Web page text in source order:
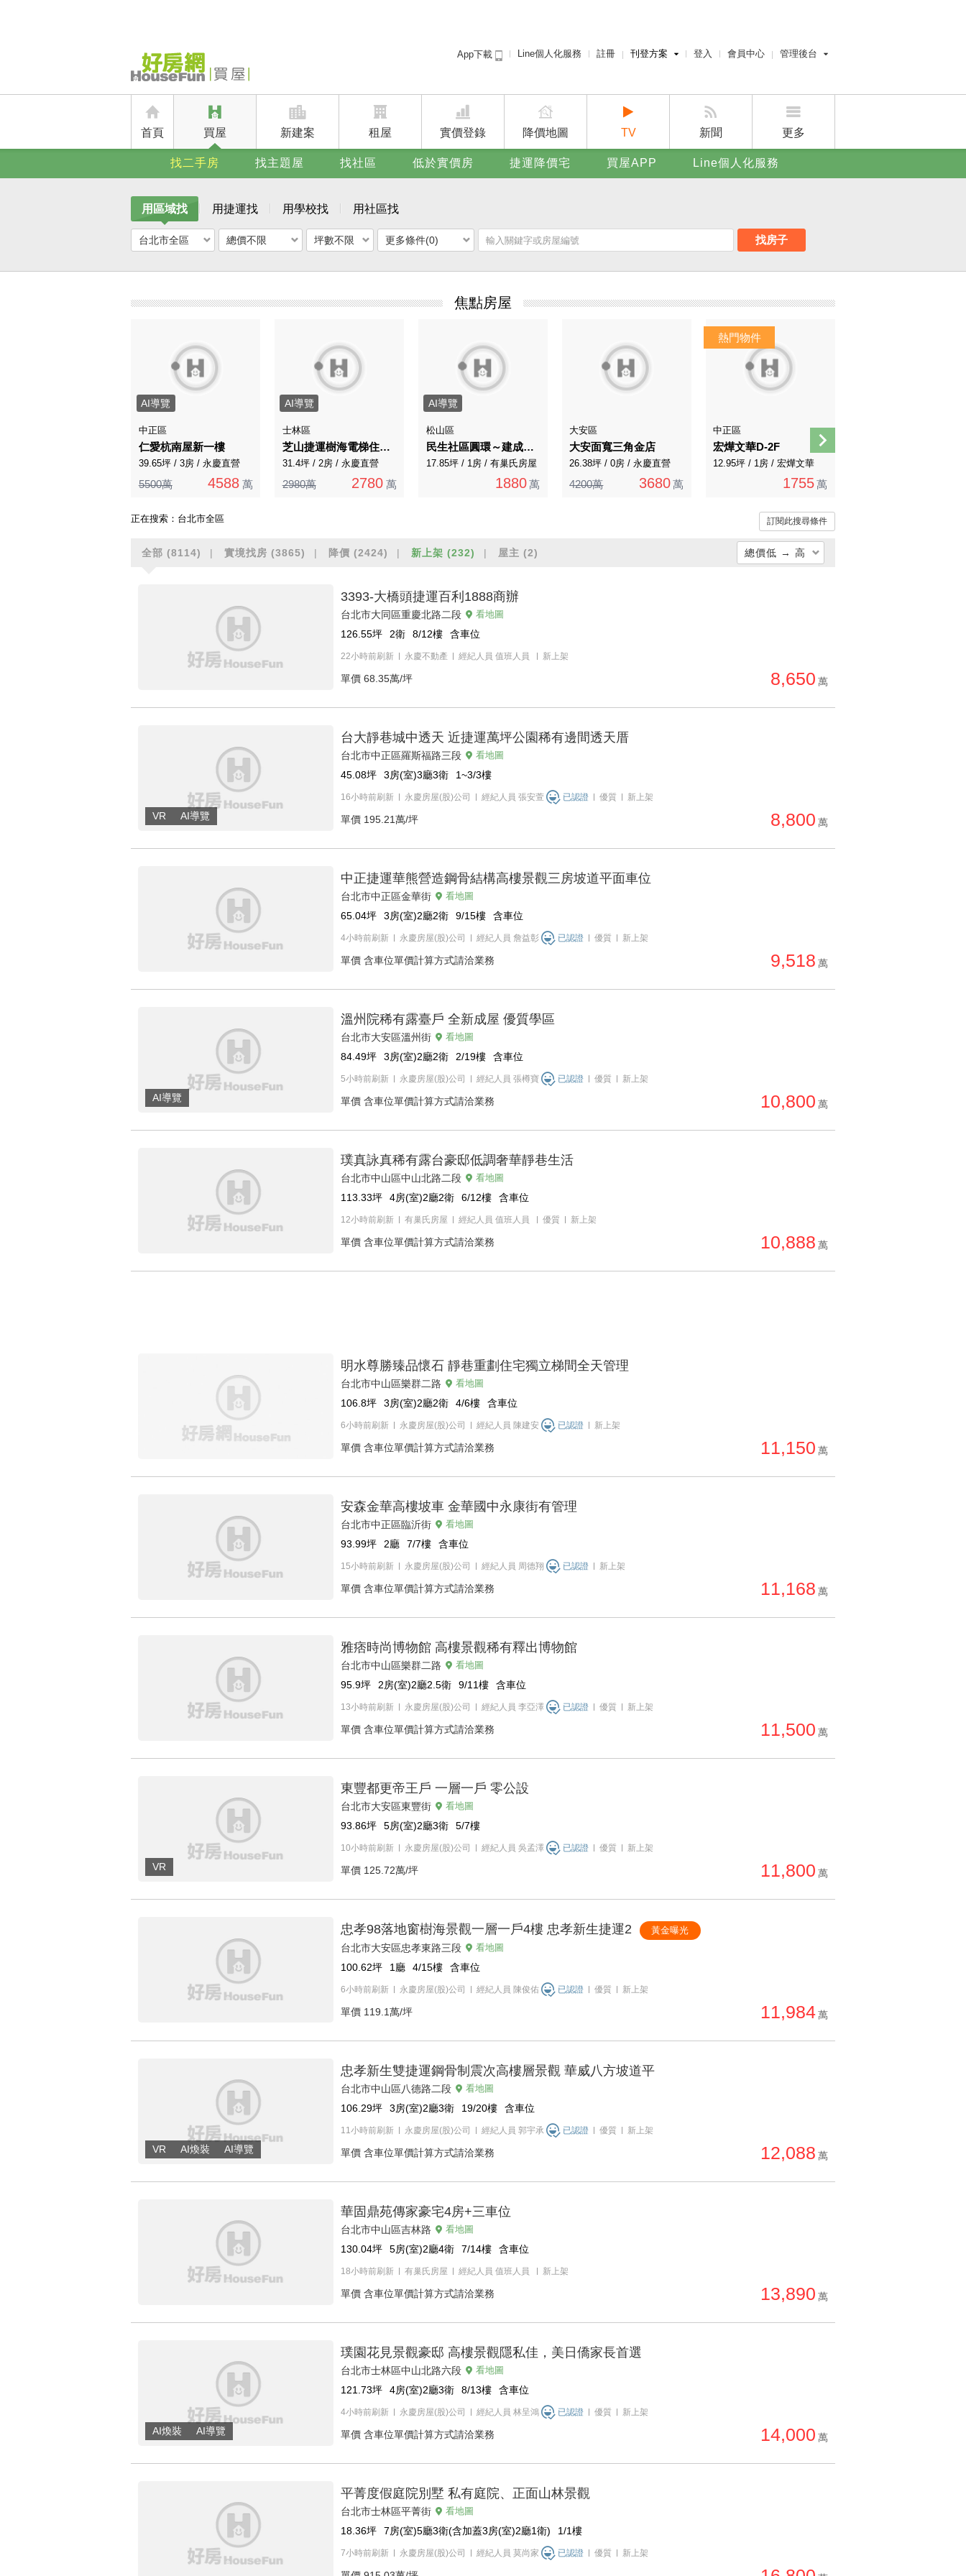
App下載 Line個人化服務 註冊 刊登方案
賣屋刊登
廣告刊登
登入 會員中心 管理後台
屋主管理後台
首頁 買屋 新建案 租屋 實價登錄 降價地圖 TV 新聞 更多
賣屋刊登
找二手房 找主題屋 找社區 低於實價房 捷運降價宅 買屋APP Line個人化服務
用區域找 用捷運找 用學校找 用社區找
台北市全區 總價不限 坪數不限 更多條件(0) 找房子
焦點房屋
AI導覽
中正區
仁愛杭南屋新一樓
39.65坪 / 3房 / 永慶直營
5500萬 4588 萬
AI導覽
士林區
芝山捷運樹海電梯住辦皆宜
31.4坪 / 2房 / 永慶直營
2980萬 2780 萬
AI導覽
松山區
民生社區圓環～建成高樓層小資宅！
17.85坪 / 1房 / 有巢氏房屋
1880 萬
大安區
大安面寬三角金店
26.38坪 / 0房 / 永慶直營
4200萬 3680 萬
中正區
宏燁文華D-2F
12.95坪 / 1房 / 宏燁文華
1755 萬
正在搜索： 台北市全區 訂閱此搜尋條件
全部 (8114) 實境找房 (3865) 降價 (2424) 新上架 (232) 屋主 (2) 總價低 → 高
降價幅度高 → 低
月熱門度高 → 低
3393-大橋頭捷運百利1888商辦
台北市大同區重慶北路二段 看地圖
126.55坪 2衛 8/12樓 含車位
22小時前刷新 永慶不動產 經紀人員 值班人員 新上架
單價 68.35萬/坪 8,650 萬
台大靜巷城中透天 近捷運萬坪公園稀有邊間透天厝
台北市中正區羅斯福路三段 看地圖
45.08坪 3房(室)3廳3衛 1~3/3樓
16小時前刷新 永慶房屋(股)公司 經紀人員 張安萱 已認證 優質 新上架
單價 195.21萬/坪 8,800 萬
中正捷運華熊營造鋼骨結構高樓景觀三房坡道平面車位
台北市中正區金華街 看地圖
65.04坪 3房(室)2廳2衛 9/15樓 含車位
4小時前刷新 永慶房屋(股)公司 經紀人員 詹益彰 已認證 優質 新上架
單價 含車位單價計算方式請洽業務 9,518 萬
溫州院稀有露臺戶 全新成屋 優質學區
台北市大安區溫州街 看地圖
84.49坪 3房(室)2廳2衛 2/19樓 含車位
5小時前刷新 永慶房屋(股)公司 經紀人員 張樽寶 已認證 優質 新上架
單價 含車位單價計算方式請洽業務 10,800 萬
璞真詠真稀有露台豪邸低調奢華靜巷生活
台北市中山區中山北路二段 看地圖
113.33坪 4房(室)2廳2衛 6/12樓 含車位
12小時前刷新 有巢氏房屋 經紀人員 值班人員 優質 新上架
單價 含車位單價計算方式請洽業務 10,888 萬
明水尊勝臻品懷石 靜巷重劃住宅獨立梯間全天管理
台北市中山區樂群二路 看地圖
106.8坪 3房(室)2廳2衛 4/6樓 含車位
6小時前刷新 永慶房屋(股)公司 經紀人員 陳建安 已認證 新上架
單價 含車位單價計算方式請洽業務 11,150 萬
安森金華高樓坡車 金華國中永康街有管理
台北市中正區臨沂街 看地圖
93.99坪 2廳 7/7樓 含車位
15小時前刷新 永慶房屋(股)公司 經紀人員 周德翔 已認證 新上架
單價 含車位單價計算方式請洽業務 11,168 萬
雅痞時尚博物館 高樓景觀稀有釋出博物館
台北市中山區樂群二路 看地圖
95.9坪 2房(室)2廳2.5衛 9/11樓 含車位
13小時前刷新 永慶房屋(股)公司 經紀人員 李亞澤 已認證 優質 新上架
單價 含車位單價計算方式請洽業務 11,500 萬
東豐都更帝王戶 一層一戶 零公設
台北市大安區東豐街 看地圖
93.86坪 5房(室)2廳3衛 5/7樓
10小時前刷新 永慶房屋(股)公司 經紀人員 吳孟澤 已認證 優質 新上架
單價 125.72萬/坪 11,800 萬
忠孝98落地窗樹海景觀一層一戶4樓 忠孝新生捷運2 黃金曝光
台北市大安區忠孝東路三段 看地圖
100.62坪 1廳 4/15樓 含車位
6小時前刷新 永慶房屋(股)公司 經紀人員 陳俊佑 已認證 優質 新上架
單價 119.1萬/坪 11,984萬
忠孝新生雙捷運鋼骨制震次高樓層景觀 華威八方坡道平
台北市中山區八德路二段 看地圖
106.29坪 3房(室)2廳3衛 19/20樓 含車位
11小時前刷新 永慶房屋(股)公司 經紀人員 郭宇承 已認證 優質 新上架
單價 含車位單價計算方式請洽業務 12,088 萬
華固鼎苑傳家豪宅4房+三車位
台北市中山區吉林路 看地圖
130.04坪 5房(室)2廳4衛 7/14樓 含車位
18小時前刷新 有巢氏房屋 經紀人員 值班人員 新上架
單價 含車位單價計算方式請洽業務 13,890 萬
璞園花見景觀豪邸 高樓景觀隱私佳，美日僑家長首選
台北市士林區中山北路六段 看地圖
121.73坪 4房(室)2廳3衛 8/13樓 含車位
4小時前刷新 永慶房屋(股)公司 經紀人員 林呈鴻 已認證 優質 新上架
單價 含車位單價計算方式請洽業務 14,000 萬
平菁度假庭院別墅 私有庭院、正面山林景觀
台北市士林區平菁街 看地圖
18.36坪 7房(室)5廳3衛(含加蓋3房(室)2廳1衛) 1/1樓
7小時前刷新 永慶房屋(股)公司 經紀人員 莫尚家 已認證 優質 新上架